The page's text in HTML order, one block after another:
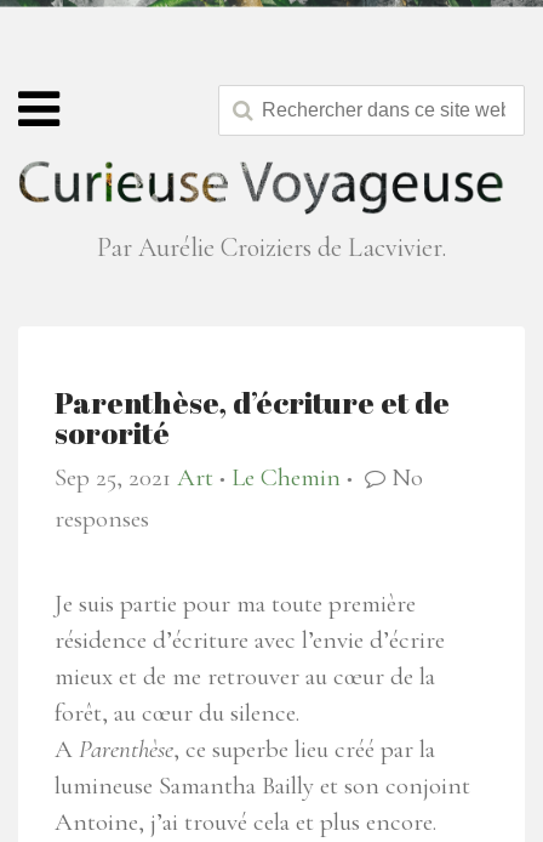
Par Aurélie Croiziers de Lacvivier.
Parenthèse, d’écriture et de
sororité
Sep 25, 2021 Art ● Le Chemin ●
No
responses
Je suis partie pour ma toute première
résidence d’écriture avec l’envie d’écrire
mieux et de me retrouver au cœur de la
forêt, au cœur du silence.
A Parenthèse, ce superbe lieu créé par la
lumineuse Samantha Bailly et son conjoint
Antoine, j’ai trouvé cela et plus encore.